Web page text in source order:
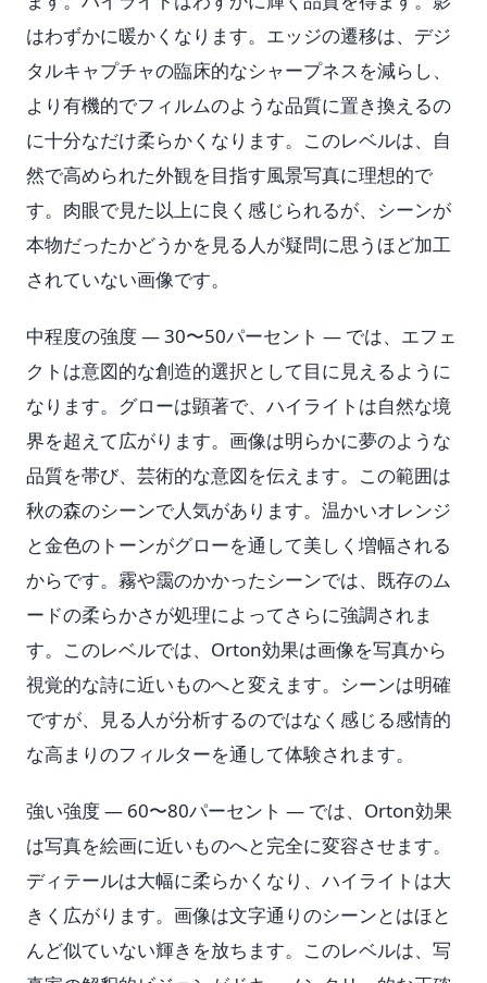
はわずかに暖かくなります。エッジの遷移は、デジ
タルキャプチャの臨床的なシャープネスを減らし、
より有機的でフィルムのような品質に置き換えるの
に十分なだけ柔らかくなります。このレベルは、自
然で高められた外観を目指す風景写真に理想的で
す。肉眼で見た以上に良く感じられるが、シーンが
本物だったかどうかを見る人が疑問に思うほど加工
されていない画像です。
中程度の強度 — 30〜50パーセント — では、エフェ
クトは意図的な創造的選択として目に見えるように
なります。グローは顕著で、ハイライトは自然な境
界を超えて広がります。画像は明らかに夢のような
品質を帯び、芸術的な意図を伝えます。この範囲は
秋の森のシーンで人気があります。温かいオレンジ
と金色のトーンがグローを通して美しく増幅される
からです。霧や靄のかかったシーンでは、既存のム
ードの柔らかさが処理によってさらに強調されま
す。このレベルでは、Orton効果は画像を写真から
視覚的な詩に近いものへと変えます。シーンは明確
ですが、見る人が分析するのではなく感じる感情的
な高まりのフィルターを通して体験されます。
強い強度 — 60〜80パーセント — では、Orton効果
は写真を絵画に近いものへと完全に変容させます。
ディテールは大幅に柔らかくなり、ハイライトは大
きく広がります。画像は文字通りのシーンとはほと
んど似ていない輝きを放ちます。このレベルは、写